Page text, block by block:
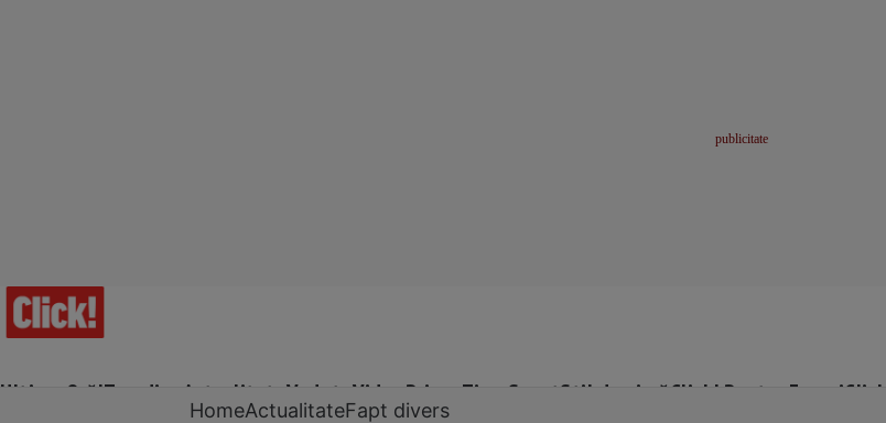
Ultima Oră!Trending Actualitate Vedete Video Prime Time SportStil de viațăClick! Pentru Femei
HomeActualitateFapt divers